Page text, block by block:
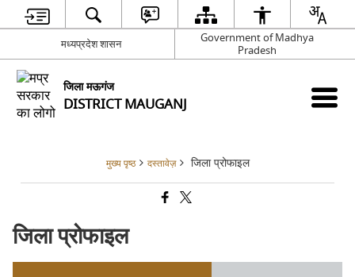
मध्यप्रदेश शासन
Government of Madhya
Pradesh
जिला मऊगंज
DISTRICT MAUGANJ
मुख्य पृष्ठ दस्तावेज़ जिला प्रोफाइल
जिला प्रोफाइल